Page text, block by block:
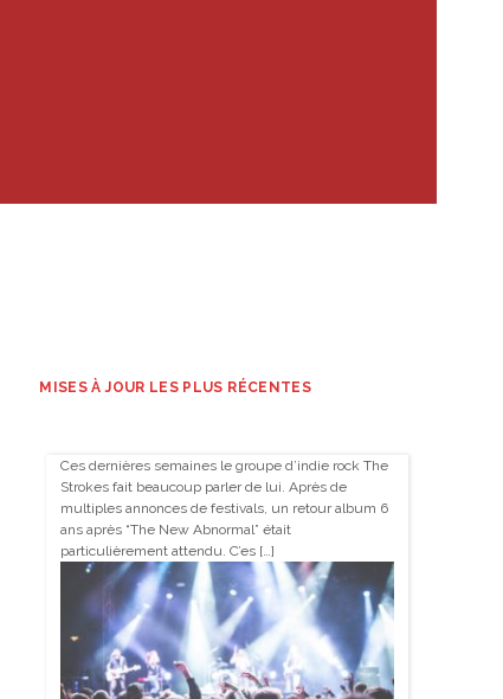
MISES À JOUR LES PLUS RÉCENTES
Ces dernières semaines le groupe d’indie rock The
Strokes fait beaucoup parler de lui. Après de
multiples annonces de festivals, un retour album 6
ans après “The New Abnormal” était
particulièrement attendu. C’es […]